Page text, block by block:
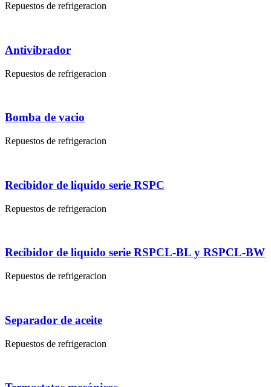
Repuestos de refrigeracion
Antivibrador
Repuestos de refrigeracion
Bomba de vacio
Repuestos de refrigeracion
Recibidor de liquido serie RSPC
Repuestos de refrigeracion
Recibidor de liquido serie RSPCL-BL y RSPCL-BW
Repuestos de refrigeracion
Separador de aceite
Repuestos de refrigeracion